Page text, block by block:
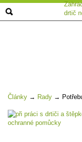
drtič
Články → Rady →